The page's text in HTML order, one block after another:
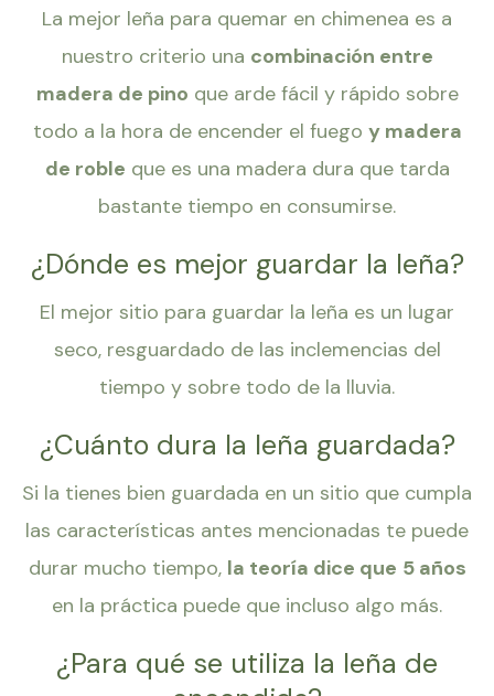
La mejor leña para quemar en chimenea es a
nuestro criterio una combinación entre
madera de pino que arde fácil y rápido sobre
todo a la hora de encender el fuego y madera
de roble que es una madera dura que tarda
bastante tiempo en consumirse.
¿Dónde es mejor guardar la leña?
El mejor sitio para guardar la leña es un lugar
seco, resguardado de las inclemencias del
tiempo y sobre todo de la lluvia.
¿Cuánto dura la leña guardada?
Si la tienes bien guardada en un sitio que cumpla
las características antes mencionadas te puede
durar mucho tiempo, la teoría dice que 5 años
en la práctica puede que incluso algo más.
¿Para qué se utiliza la leña de